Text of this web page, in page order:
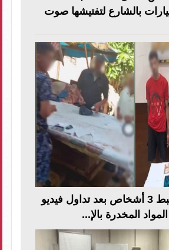
بالشارع لتفتيشها صوت
صوت الأمة ضبط 3 أشخاص بعد تداول فيديو
المخدرة بالإ...